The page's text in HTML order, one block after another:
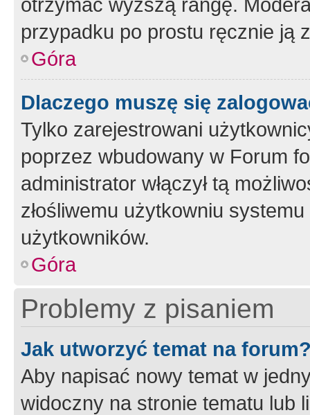
przypadku po prostu ręcznie ją
Góra
Dlaczego muszę się
Tylko zarejestrowani
poprzez wbudowany w Forum
administrator włączył tą
złośliwemu użytkowniu
użytkowników.
Góra
Problemy z pisaniem
Jak utworzyć temat na
Aby napisać nowy temat w
widoczny na stronie tematu lub